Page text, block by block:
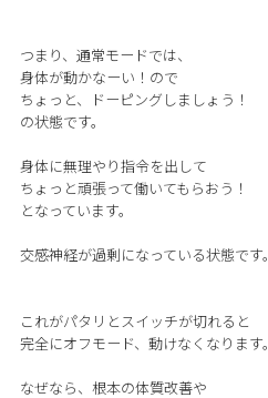
つまり、通常モードでは、
身体が動かなーい！ので
ちょっと、ドーピングしましょう！
の状態です。
身体に無理やり指令を出して
ちょっと頑張って働いてもらおう！
となっています。
交感神経が過剰になっている状態です。
これがパタリとスイッチが切れると
完全にオフモード、動けなくなります。
なぜなら、根本の体質改善や